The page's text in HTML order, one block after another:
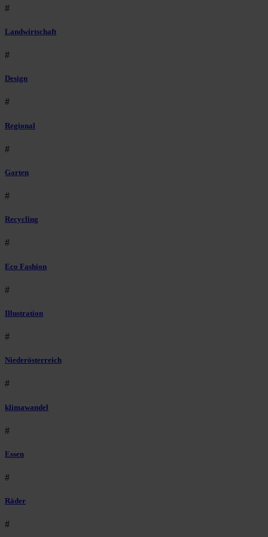
#
Landwirtschaft
#
Design
#
Regional
#
Garten
#
Recycling
#
Eco Fashion
#
Illustration
#
Niederösterreich
#
klimawandel
#
Essen
#
Räder
#